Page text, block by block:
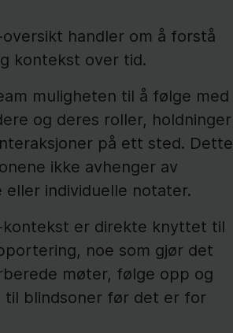
handler om å forstå
kontekst over tid.
muligheten til å følge med
og deres roller, holdninger
på ett sted. Dette
ikke avhenger av
eller individuelle notater.
kontekst er direkte knyttet til
noe som gjør det
møter, følge opp og
til blindsoner før det er for